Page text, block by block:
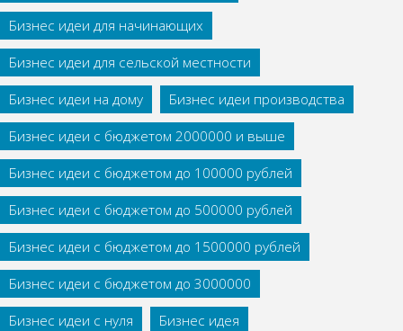
Бизнес идеи для начинающих
Бизнес идеи для сельской местности
Бизнес идеи на дому
Бизнес идеи производства
Бизнес идеи с бюджетом 2000000 и выше
Бизнес идеи с бюджетом до 100000 рублей
Бизнес идеи с бюджетом до 500000 рублей
Бизнес идеи с бюджетом до 1500000 рублей
Бизнес идеи с бюджетом до 3000000
Бизнес идеи с нуля
Бизнес идея